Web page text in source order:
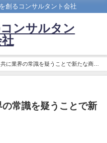
創るコンサルタント会社
ンサルタン
社
に業界の常識を疑うことで新たな商機
常識を疑うことで新